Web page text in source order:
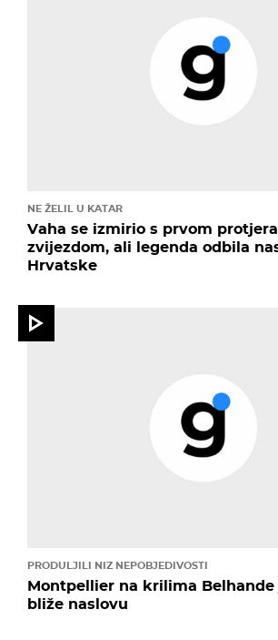
NE ŽELIL U KATAR
Vaha se izmirio s prvom
zvijezdom, ali legenda odbila
Hrvatske
PRODULJILI NIZ NEPOBJEDIVOSTI
Montpellier na krilima
bliže naslovu